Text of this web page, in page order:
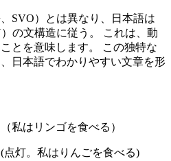
SVO）とは異なり、日本語は
の文構造に従う。 これは、動
とを意味します。 この独特な
日本語でわかりやすい文章を形
私はリンゴを食べる）
灯。私はりんごを食べる)